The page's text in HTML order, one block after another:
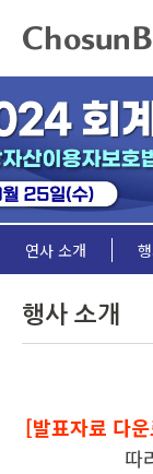
연사 소개
행사 소개
[발표자료 다
따